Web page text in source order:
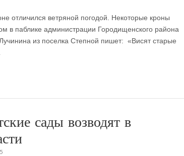
отличился ветряной погодой. Некоторые кроны
в паблике администрации Городищенского района
из поселка Степной пишет: «Висят старые
сады возводят в